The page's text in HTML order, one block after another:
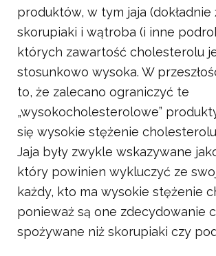
produktów, w tym jaja (dokładnie
skorupiaki i wątroba (i inne
których zawartość cholesterolu
stosunkowo wysoka. W
to, że zalecano ograniczyć te
„wysokocholesterolowe”
się wysokie stężenie
Jaja były zwykle wskazywane
który powinien wykluczyć ze
każdy, kto ma wysokie stężenie
ponieważ są one zdecydowanie
spożywane niż skorupiaki czy